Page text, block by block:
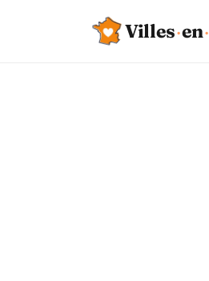
Villes·en·